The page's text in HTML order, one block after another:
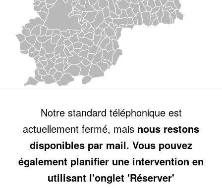
Notre standard téléphonique est
actuellement fermé, mais nous restons
disponibles par mail. Vous pouvez
également planifier une intervention en
utilisant l'onglet 'Réserver'